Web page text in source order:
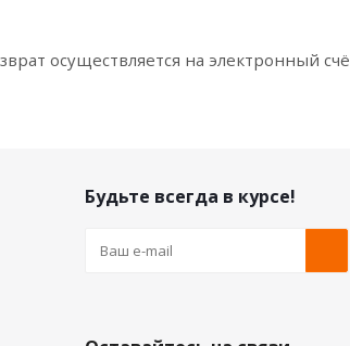
осуществляется на электронный
Будьте всегда в курсе!